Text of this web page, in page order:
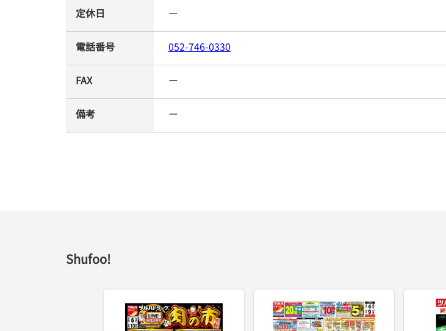
Shufoo!
定休日 ー
電話番号 052-746-0330
FAX ー
備考 ー